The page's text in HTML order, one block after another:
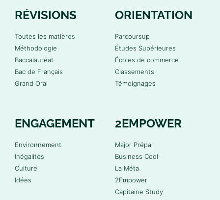
RÉVISIONS
Toutes les matières
Méthodologie
Baccalauréat
Bac de Français
Grand Oral
ORIENTATION
Parcoursup
Études Supérieures
Écoles de commerce
Classements
Témoignages
ENGAGEMENT
Environnement
Inégalités
Culture
Idées
2EMPOWER
Major Prépa
Business Cool
La Méta
2Empower
Capitaine Study